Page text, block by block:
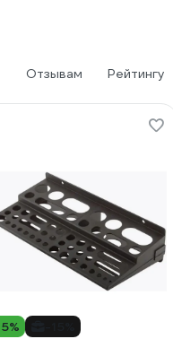
Отзывам Рейтингу